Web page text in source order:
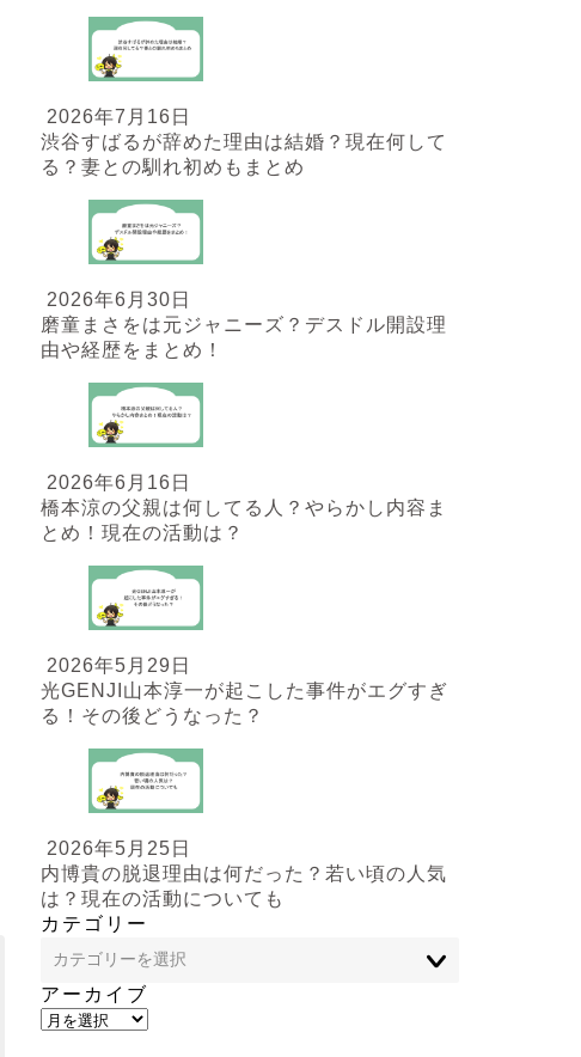
2026年7月16日
渋谷すばるが辞めた理由は結婚？現在何して
る？妻との馴れ初めもまとめ
2026年6月30日
磨童まさをは元ジャニーズ？デスドル開設理
由や経歴をまとめ！
2026年6月16日
橋本涼の父親は何してる人？やらかし内容ま
とめ！現在の活動は？
2026年5月29日
光GENJI山本淳一が起こした事件がエグすぎ
る！その後どうなった？
2026年5月25日
内博貴の脱退理由は何だった？若い頃の人気
は？現在の活動についても
カテゴリー
アーカイブ